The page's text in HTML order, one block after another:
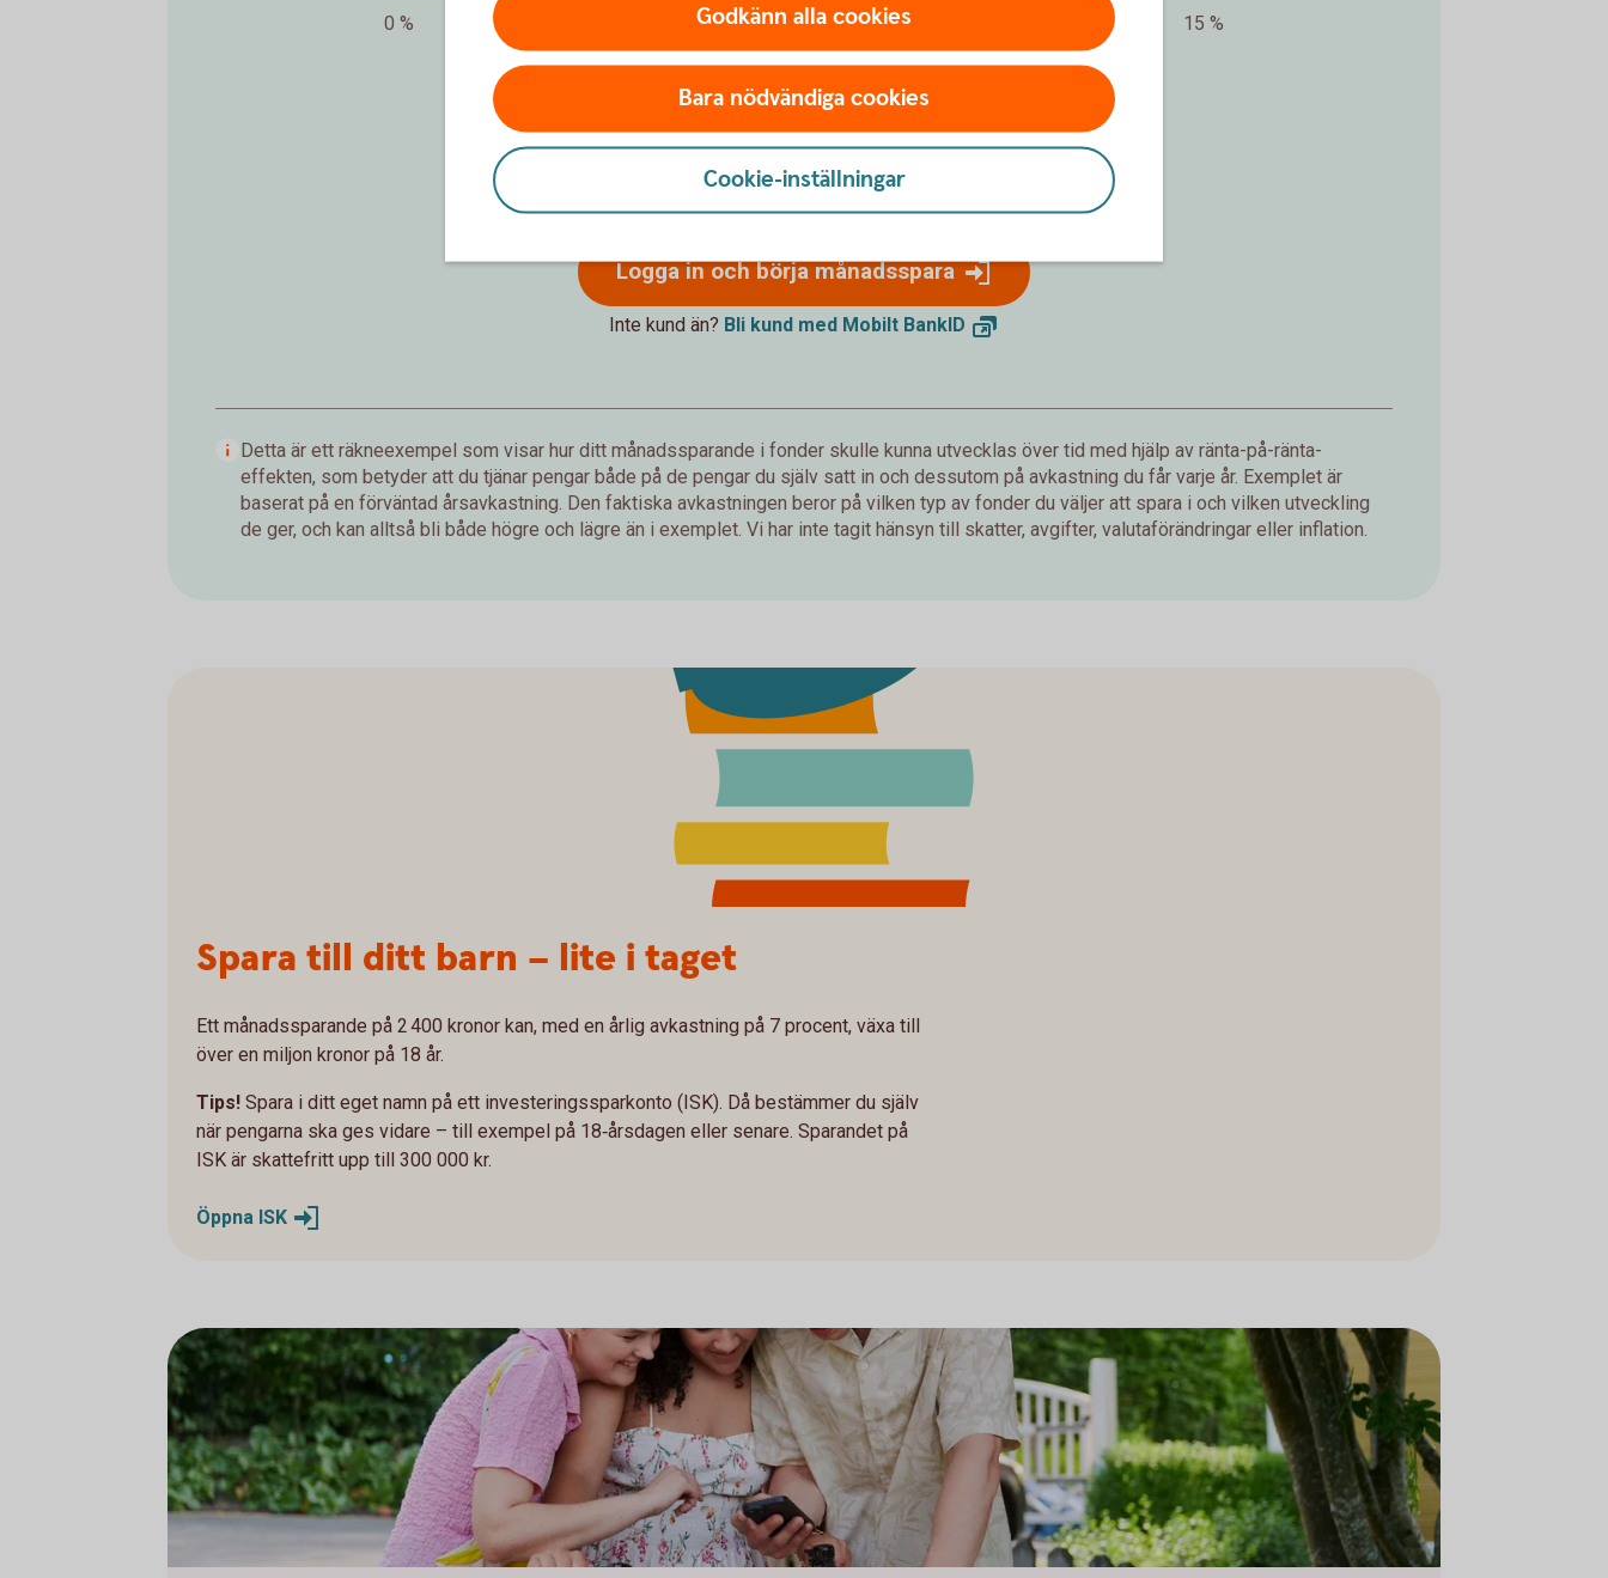
0 % 15 %
Förväntat sparbelopp om 10 år
172 019 kr
Insättningar från dig är 120 000 kr.Förväntad avkastning är +52 019 kr.
Logga in och börja månadsspara
Inte kund än? Bli kund med Mobilt BankID
Detta är ett räkneexempel som visar hur ditt månadssparande i fonder skulle kunna utvecklas över tid med hjälp av ränta-på-ränta-
effekten, som betyder att du tjänar pengar både på de pengar du själv satt in och dessutom på avkastning du får varje år. Exemplet är
baserat på en förväntad årsavkastning. Den faktiska avkastningen beror på vilken typ av fonder du väljer att spara i och vilken utveckling
de ger, och kan alltså bli både högre och lägre än i exemplet. Vi har inte tagit hänsyn till skatter, avgifter, valutaförändringar eller inflation.
Spara till ditt barn – lite i taget
Ett månadssparande på 2 400 kronor kan, med en årlig avkastning på 7 procent, växa till
över en miljon kronor på 18 år.
Tips! Spara i ditt eget namn på ett investeringssparkonto (ISK). Då bestämmer du själv
när pengarna ska ges vidare – till exempel på 18‑årsdagen eller senare. Sparandet på
ISK är skattefritt upp till 300 000 kr.
Öppna ISK
Godkänn alla cookies
Bara nödvändiga cookies
Cookie-inställningar